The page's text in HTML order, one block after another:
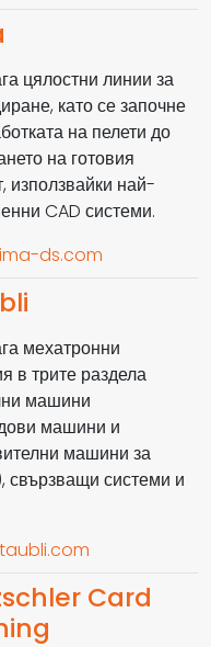
цялостни линии за
като се започне
на пелети до
на готовия
използвайки най-
CAD системи.
ds.com
мехатронни
в трите раздела
машини
машини и
машини за
свързващи системи и
Card